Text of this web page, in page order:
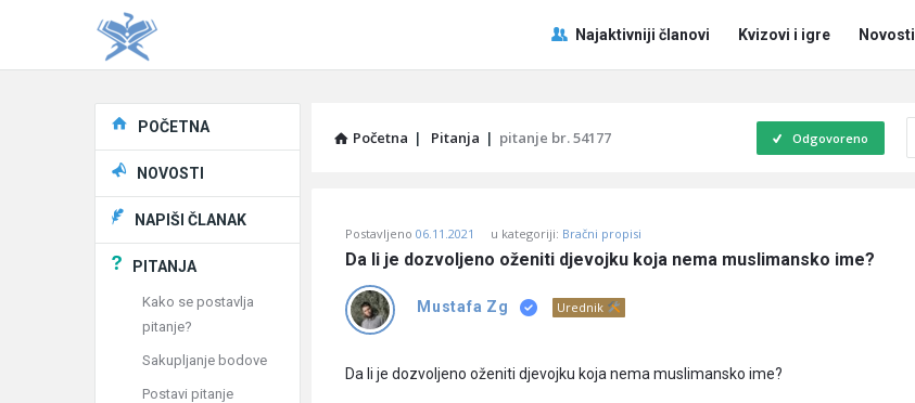
Pitaj
Učene
Navigacija
Najaktivniji članovi Kvizovi i igre Novosti
Početna | Pitanja | pitanje br. 54177 Odgovoreno
Učene
Latest
Pitanja
Postavljeno 06.11.2021 u kategoriji: Bračni propisi
Da li je dozvoljeno oženiti djevojku koja nema muslimansko ime?
Mustafa Zg Urednik
Da li je dozvoljeno oženiti djevojku koja nema muslimansko ime?
Explore
POČETNA
NOVOSTI
NAPIŠI ČLANAK
PITANJA
Kako se postavlja
pitanje?
Sakupljanje bodove
Postavi pitanje